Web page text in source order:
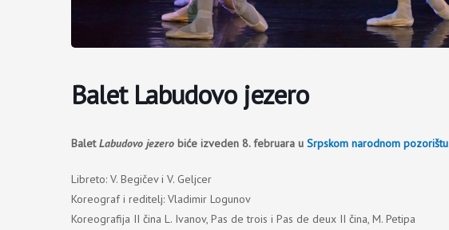
Balet Labudovo jezero
BaletLabudovo jezero biće izveden 8. februara u Srpskom narodnom pozorištu
Libreto: V. Begičev i V. Geljcer
Koreograf i reditelj: Vladimir Logunov
Koreografija II čina L. Ivanov, Pas de trois i Pas de deux II čina, M. Petipa